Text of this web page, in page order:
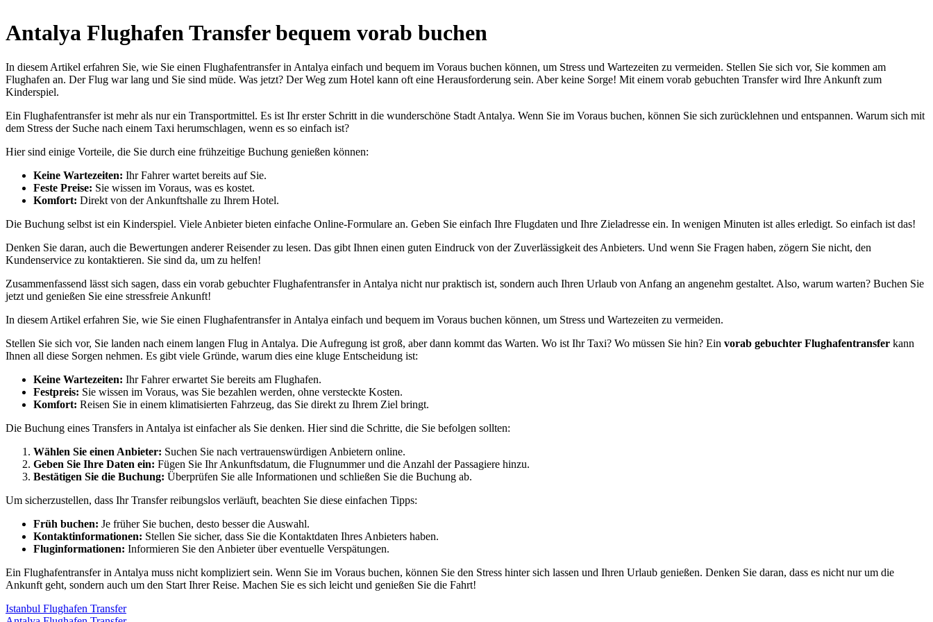
Antalya Flughafen Transfer bequem vorab buchen
In diesem Artikel erfahren Sie, wie Sie einen Flughafentransfer in Antalya einfach und bequem im Voraus buchen können, um Stress und Wartezeiten zu vermeiden. Stellen Sie sich vor, Sie kommen am
Flughafen an. Der Flug war lang und Sie sind müde. Was jetzt? Der Weg zum Hotel kann oft eine Herausforderung sein. Aber keine Sorge! Mit einem vorab gebuchten Transfer wird Ihre Ankunft zum
Kinderspiel.
Ein Flughafentransfer ist mehr als nur ein Transportmittel. Es ist Ihr erster Schritt in die wunderschöne Stadt Antalya. Wenn Sie im Voraus buchen, können Sie sich zurücklehnen und entspannen. Warum sich mit
dem Stress der Suche nach einem Taxi herumschlagen, wenn es so einfach ist?
Hier sind einige Vorteile, die Sie durch eine frühzeitige Buchung genießen können:
Keine Wartezeiten: Ihr Fahrer wartet bereits auf Sie.
Feste Preise: Sie wissen im Voraus, was es kostet.
Komfort: Direkt von der Ankunftshalle zu Ihrem Hotel.
Die Buchung selbst ist ein Kinderspiel. Viele Anbieter bieten einfache Online-Formulare an. Geben Sie einfach Ihre Flugdaten und Ihre Zieladresse ein. In wenigen Minuten ist alles erledigt. So einfach ist das!
Denken Sie daran, auch die Bewertungen anderer Reisender zu lesen. Das gibt Ihnen einen guten Eindruck von der Zuverlässigkeit des Anbieters. Und wenn Sie Fragen haben, zögern Sie nicht, den
Kundenservice zu kontaktieren. Sie sind da, um zu helfen!
Zusammenfassend lässt sich sagen, dass ein vorab gebuchter Flughafentransfer in Antalya nicht nur praktisch ist, sondern auch Ihren Urlaub von Anfang an angenehm gestaltet. Also, warum warten? Buchen Sie
jetzt und genießen Sie eine stressfreie Ankunft!
In diesem Artikel erfahren Sie, wie Sie einen Flughafentransfer in Antalya einfach und bequem im Voraus buchen können, um Stress und Wartezeiten zu vermeiden.
Stellen Sie sich vor, Sie landen nach einem langen Flug in Antalya. Die Aufregung ist groß, aber dann kommt das Warten. Wo ist Ihr Taxi? Wo müssen Sie hin? Ein vorab gebuchter Flughafentransfer kann
Ihnen all diese Sorgen nehmen. Es gibt viele Gründe, warum dies eine kluge Entscheidung ist:
Keine Wartezeiten: Ihr Fahrer erwartet Sie bereits am Flughafen.
Festpreis: Sie wissen im Voraus, was Sie bezahlen werden, ohne versteckte Kosten.
Komfort: Reisen Sie in einem klimatisierten Fahrzeug, das Sie direkt zu Ihrem Ziel bringt.
Die Buchung eines Transfers in Antalya ist einfacher als Sie denken. Hier sind die Schritte, die Sie befolgen sollten:
Wählen Sie einen Anbieter: Suchen Sie nach vertrauenswürdigen Anbietern online.
Geben Sie Ihre Daten ein: Fügen Sie Ihr Ankunftsdatum, die Flugnummer und die Anzahl der Passagiere hinzu.
Bestätigen Sie die Buchung: Überprüfen Sie alle Informationen und schließen Sie die Buchung ab.
Um sicherzustellen, dass Ihr Transfer reibungslos verläuft, beachten Sie diese einfachen Tipps:
Früh buchen: Je früher Sie buchen, desto besser die Auswahl.
Kontaktinformationen: Stellen Sie sicher, dass Sie die Kontaktdaten Ihres Anbieters haben.
Fluginformationen: Informieren Sie den Anbieter über eventuelle Verspätungen.
Ein Flughafentransfer in Antalya muss nicht kompliziert sein. Wenn Sie im Voraus buchen, können Sie den Stress hinter sich lassen und Ihren Urlaub genießen. Denken Sie daran, dass es nicht nur um die
Ankunft geht, sondern auch um den Start Ihrer Reise. Machen Sie es sich leicht und genießen Sie die Fahrt!
Istanbul Flughafen Transfer